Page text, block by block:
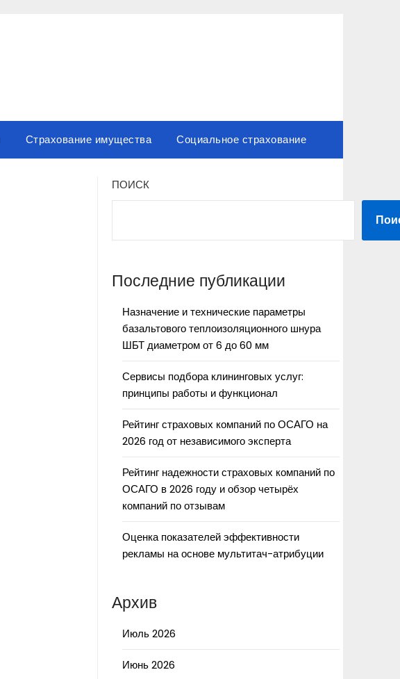
Страхование имущества Социальное страхование
ПОИСК
Последние публикации
Назначение и технические параметры
базальтового теплоизоляционного шнура
ШБТ диаметром от 6 до 60 мм
Сервисы подбора клининговых услуг:
принципы работы и функционал
Рейтинг страховых компаний по ОСАГО на
2026 год от независимого эксперта
Рейтинг надежности страховых компаний по
ОСАГО в 2026 году и обзор четырёх
компаний по отзывам
Оценка показателей эффективности
рекламы на основе мультитач-атрибуции
Архив
Июль 2026
Июнь 2026